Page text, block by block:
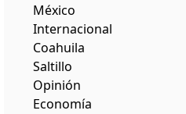
México
Internacional
Coahuila
Saltillo
Opinión
Economía